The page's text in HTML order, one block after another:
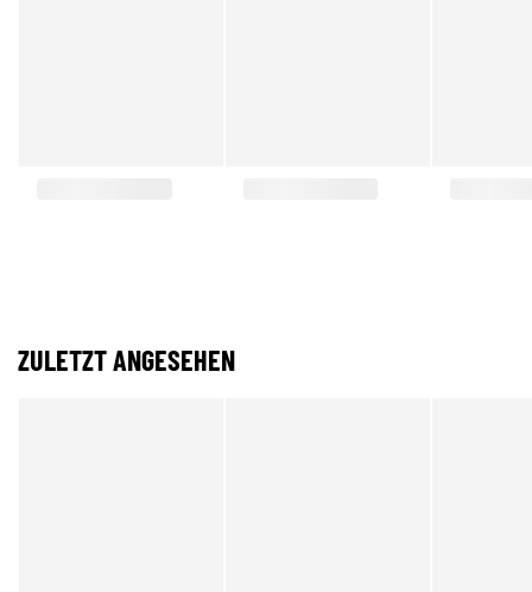
ZULETZT ANGESEHEN